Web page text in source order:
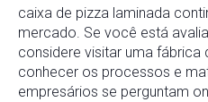
caixa de pizza laminada
mercado. Se você está
considere visitar uma fábrica
conhecer os processos e
empresários se perguntam